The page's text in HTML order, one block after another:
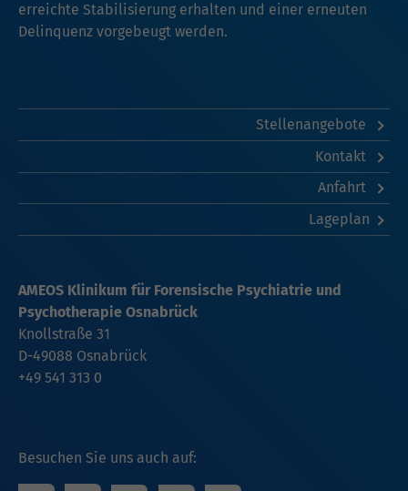
erreichte Stabilisierung erhalten und einer erneuten
Delinquenz vorgebeugt werden.
Stellenangebote
Kontakt
Anfahrt
Lageplan
Besuchen Sie uns auch auf:
AMEOS Klinikum für Forensische Psychiatrie und
Psychotherapie Osnabrück
Knollstraße 31
D-49088 Osnabrück
+49 541 313 0